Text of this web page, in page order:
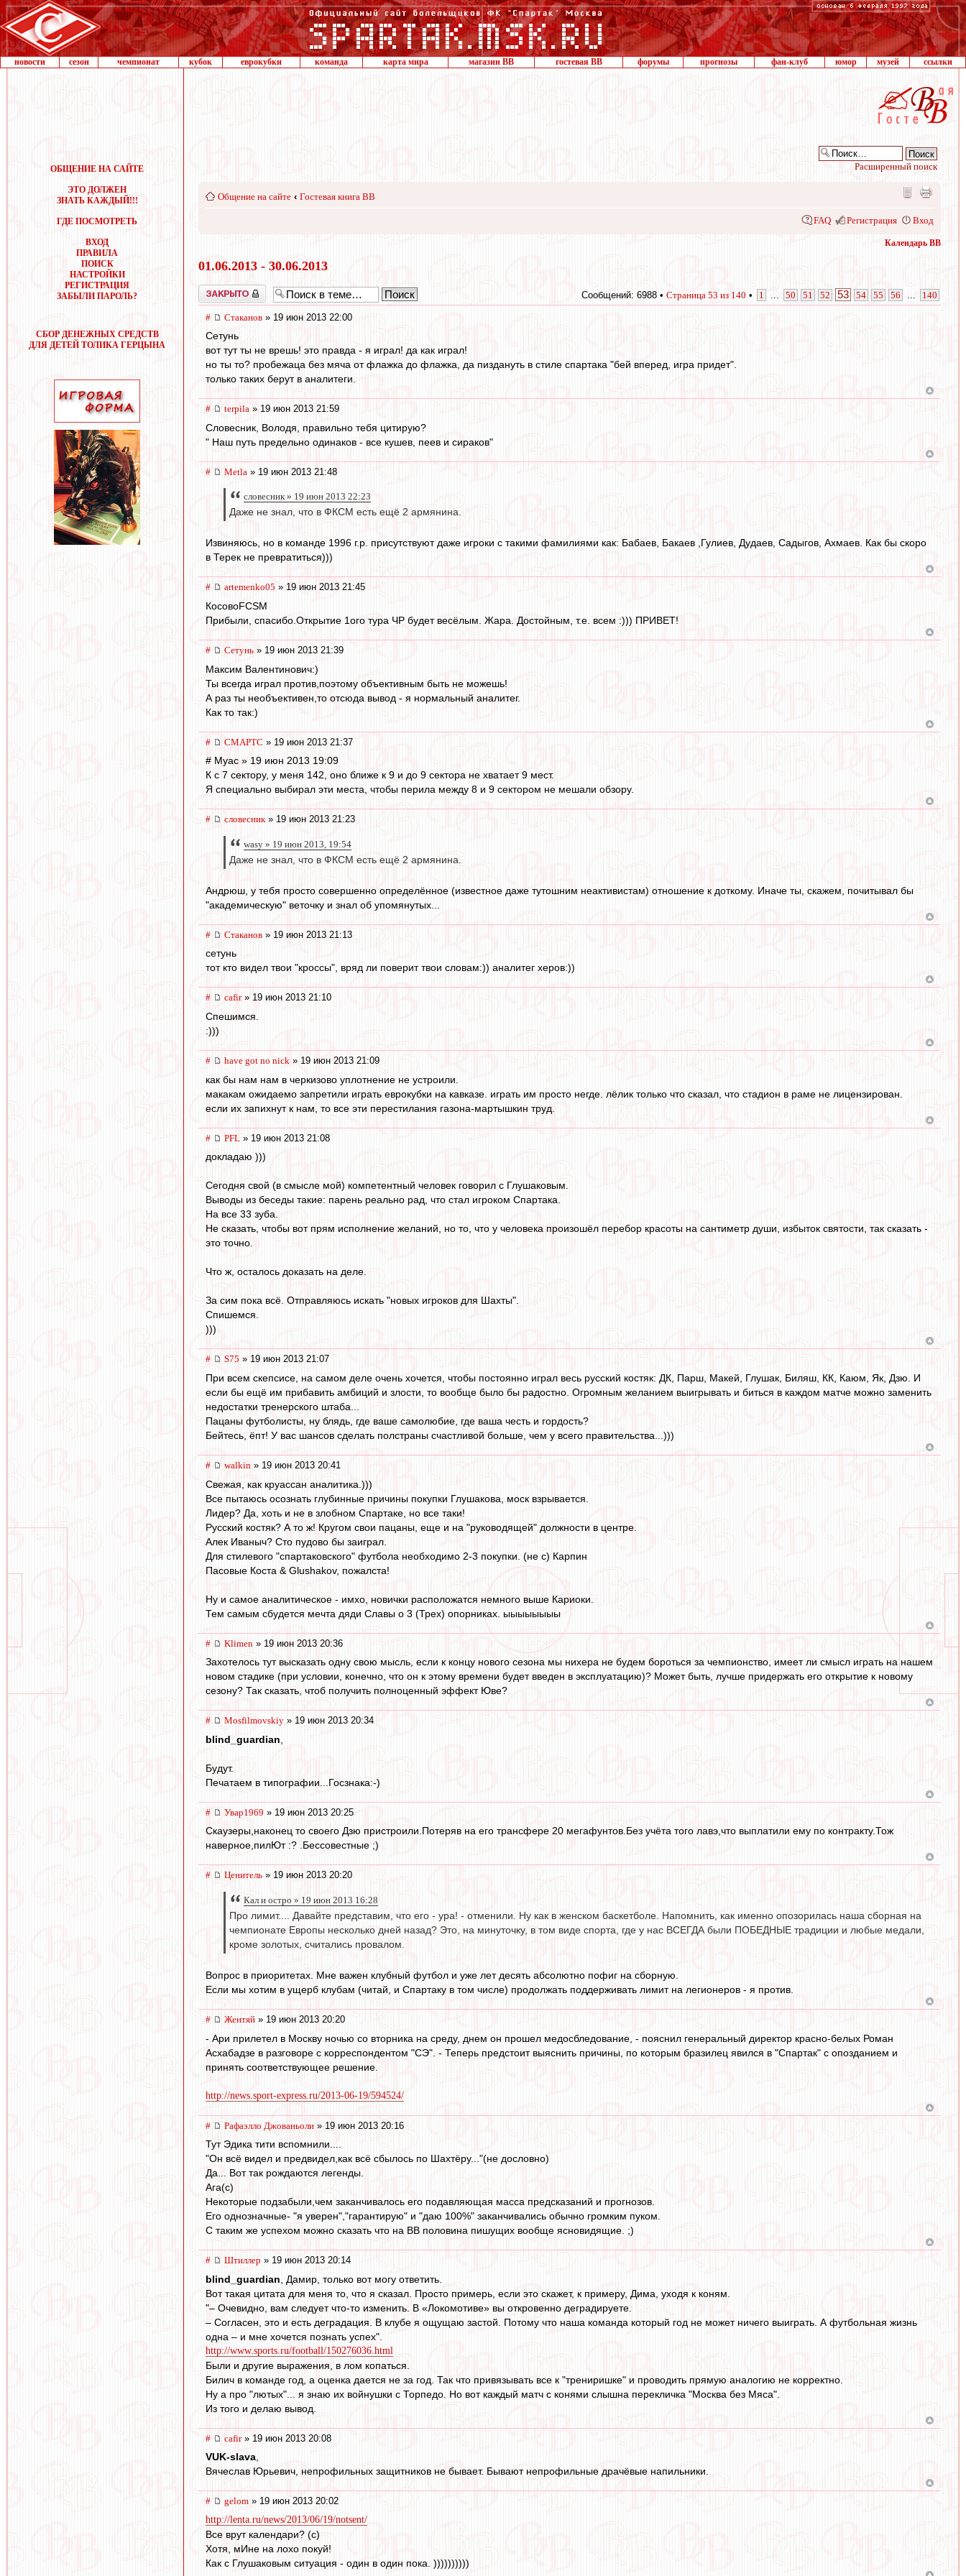
новости сезон чемпионат кубок еврокубки команда карта мира магазин ВВ гостевая ВВ форумы прогнозы фан-клуб юмор музей ссылки
ОБЩЕНИЕ НА САЙТЕ
ЭТО ДОЛЖЕН
ЗНАТЬ КАЖДЫЙ!!!
ГДЕ ПОСМОТРЕТЬ
ВХОД
ПРАВИЛА
ПОИСК
НАСТРОЙКИ
РЕГИСТРАЦИЯ
ЗАБЫЛИ ПАРОЛЬ?
СБОР ДЕНЕЖНЫХ СРЕДСТВ
ДЛЯ ДЕТЕЙ ТОЛИКА ГЕРЦЫНА
Расширенный поиск
Общение на сайте ‹ Гостевая книга ВВ
FAQ Регистрация Вход
Календарь ВВ
01.06.2013 - 30.06.2013
Закрыто Сообщений: 6988 • Страница 53 из 140 • 1 50 51 52 53 54 55 56 140
# Cтаканов » 19 июн 2013 22:00
Сетунь
вот тут ты не врешь! это правда - я играл! да как играл!
но ты то? пробежаца без мяча от флажка до флажка, да пиздануть в стиле спартака "бей вперед, игра придет".
только таких берут в аналитеги.
# terpila » 19 июн 2013 21:59
Словесник, Володя, правильно тебя цитирую?
" Наш путь предельно одинаков - все кушев, пеев и сираков"
# Metla » 19 июн 2013 21:48
словесник » 19 июн 2013 22:23
Даже не знал, что в ФКСМ есть ещё 2 армянина.
Извиняюсь, но в команде 1996 г.р. присутствуют даже игроки с такими фамилиями как: Бабаев, Бакаев ,Гулиев, Дудаев, Садыгов, Ахмаев. Как бы скоро
в Терек не превратиться)))
# artemenko05 » 19 июн 2013 21:45
КосовоFCSМ
Прибыли, спасибо.Открытие 1ого тура ЧР будет весёлым. Жара. Достойным, т.е. всем :))) ПРИВЕТ!
# Сетунь » 19 июн 2013 21:39
Максим Валентинович:)
Ты всегда играл против,поэтому объективным быть не можешь!
А раз ты необъективен,то отсюда вывод - я нормальный аналитег.
Как то так:)
# СМАРТС » 19 июн 2013 21:37
# Myac » 19 июн 2013 19:09
К с 7 сектору, у меня 142, оно ближе к 9 и до 9 сектора не хватает 9 мест.
Я специально выбирал эти места, чтобы перила между 8 и 9 сектором не мешали обзору.
# словесник» 19 июн 2013 21:23
wasy » 19 июн 2013, 19:54
Даже не знал, что в ФКСМ есть ещё 2 армянина.
Андрюш, у тебя просто совершенно определённое (известное даже тутошним неактивистам) отношение к доткому. Иначе ты, скажем, почитывал бы
"академическую" веточку и знал об упомянутых...
# Cтаканов » 19 июн 2013 21:13
сетунь
тот кто видел твои "кроссы", вряд ли поверит твои словам:)) аналитег херов:))
# cafir» 19 июн 2013 21:10
Спешимся.
:)))
# have got no nick » 19 июн 2013 21:09
как бы нам нам в черкизово уплотнение не устроили.
макакам ожидаемо запретили играть еврокубки на кавказе. играть им просто негде. лёлик только что сказал, что стадион в раме не лицензирован.
если их запихнут к нам, то все эти перестилания газона-мартышкин труд.
# PFL » 19 июн 2013 21:08
докладаю )))
Сегодня свой (в смысле мой) компетентный человек говорил с Глушаковым.
Выводы из беседы такие: парень реально рад, что стал игроком Спартака.
На все 33 зуба.
Не сказать, чтобы вот прям исполнение желаний, но то, что у человека произошёл перебор красоты на сантиметр души, избыток святости, так сказать -
это точно.
Что ж, осталось доказать на деле.
За сим пока всё. Отправляюсь искать "новых игроков для Шахты".
Спишемся.
)))
# S75 » 19 июн 2013 21:07
При всем скепсисе, на самом деле очень хочется, чтобы постоянно играл весь русский костяк: ДК, Парш, Макей, Глушак, Биляш, КК, Каюм, Як, Дзю. И
если бы ещё им прибавить амбиций и злости, то вообще было бы радостно. Огромным желанием выигрывать и биться в каждом матче можно заменить
недостатки тренерского штаба...
Пацаны футболисты, ну блядь, где ваше самолюбие, где ваша честь и гордость?
Бейтесь, ёпт! У вас шансов сделать полстраны счастливой больше, чем у всего правительства...)))
# walkin » 19 июн 2013 20:41
Свежая, как круассан аналитика.)))
Все пытаюсь осознать глубинные причины покупки Глушакова, моск взрывается.
Лидер? Да, хоть и не в злобном Спартаке, но все таки!
Русский костяк? А то ж! Кругом свои пацаны, еще и на "руководящей" должности в центре.
Алек Иваныч? Сто пудово бы заиграл.
Для стилевого "спартаковского" футбола необходимо 2-3 покупки. (не с) Карпин
Пасовые Коста & Glushakov, пожалста!
Ну и самое аналитическое - имхо, новички расположатся немного выше Кариоки.
Тем самым сбудется мечта дяди Славы о 3 (Трех) опорниках. ыыыыыыыы
# Klimen » 19 июн 2013 20:36
Захотелось тут высказать одну свою мысль, если к концу нового сезона мы нихера не будем бороться за чемпионство, имеет ли смысл играть на нашем
новом стадике (при условии, конечно, что он к этому времени будет введен в эксплуатацию)? Может быть, лучше придержать его открытие к новому
сезону? Так сказать, чтоб получить полноценный эффект Юве?
# Mosfilmovskiy » 19 июн 2013 20:34
blind_guardian
Будут.
Печатаем в типографии...Госзнака:-)
# Увар1969 » 19 июн 2013 20:25
Скаузеры,наконец то своего Дзю пристроили.Потеряв на его трансфере 20 мегафунтов.Без учёта того лавэ,что выплатили ему по контракту.Тож
наверное,пилЮт :? .Бессовестные ;)
# Ценитель » 19 июн 2013 20:20
Кал и остро » 19 июн 2013 16:28
Про лимит.... Давайте представим, что его - ура! - отменили. Ну как в женском баскетболе. Напомнить, как именно опозорилась наша сборная на
чемпионате Европы несколько дней назад? Это, на минуточку, в том виде спорта, где у нас ВСЕГДА были ПОБЕДНЫЕ традиции и любые медали,
кроме золотых, считались провалом.
Вопрос в приоритетах. Мне важен клубный футбол и уже лет десять абсолютно пофиг на сборную.
Если мы хотим в ущерб клубам (читай, и Спартаку в том числе) продолжать поддерживать лимит на легионеров - я против.
# Жентяй » 19 июн 2013 20:20
- Ари прилетел в Москву ночью со вторника на среду, днем он прошел медосбледование, - пояснил генеральный директор красно-белых Роман
Асхабадзе в разговоре с корреспондентом "СЭ". - Теперь предстоит выяснить причины, по которым бразилец явился в "Спартак" с опозданием и
принять соответствующее решение.
http://news.sport-express.ru/2013-06-19/594524/
# Рафаэлло Джованьоли » 19 июн 2013 20:16
Тут Эдика тити вспомнили....
"Он всё видел и предвидел,как всё сбылось по Шахтёру..."(не дословно)
Да... Вот так рождаются легенды.
Ага(с)
Некоторые подзабыли,чем заканчивалось его подавляющая масса предсказаний и прогнозов.
Его однозначные- "я уверен","гарантирую" и "даю 100%" заканчивались обычно громким пуком.
С таким же успехом можно сказать что на ВВ половина пишущих вообще ясновидящие. ;)
# Штиллер » 19 июн 2013 20:14
blind_guardian , Дамир, только вот могу ответить.
Вот такая цитата для меня то, что я сказал. Просто примерь, если это скажет, к примеру, Дима, уходя к коням.
"– Очевидно, вам следует что-то изменить. В «Локомотиве» вы откровенно деградируете.
– Согласен, это и есть деградация. В клубе я ощущаю застой. Потому что наша команда который год не может ничего выиграть. А футбольная жизнь
одна – и мне хочется познать успех".
http://www.sports.ru/football/150276036.html
Были и другие выражения, в лом копаться.
Билич в команде год, а оценка дается не за год. Так что привязывать все к "трениришке" и проводить прямую аналогию не корректно.
Ну а про "лютых"... я знаю их войнушки с Торпедо. Но вот каждый матч с конями слышна перекличка "Москва без Мяса".
Из того и делаю вывод.
# cafir» 19 июн 2013 20:08
VUK-slava,
Вячеслав Юрьевич, непрофильных защитников не бывает. Бывают непрофильные драчёвые напильники.
# gelom » 19 июн 2013 20:02
http://lenta.ru/news/2013/06/19/notsent/
Все врут календари? (с)
Хотя, мИне на лохо покуй!
Как с Глушаковым ситуация - один в один пока. ))))))))))